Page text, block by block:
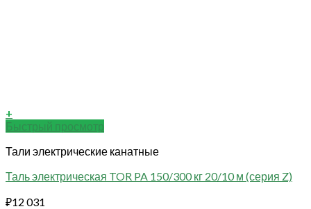
+
Быстрый просмотр
Тали электрические канатные
Таль электрическая TOR PA 150/300 кг 20/10 м (серия Z)
₽12 031